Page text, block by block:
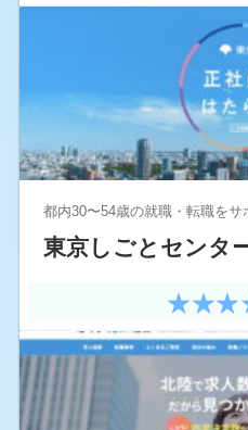
都内30〜54歳の就職・転職をサ
東京しごとセンタ